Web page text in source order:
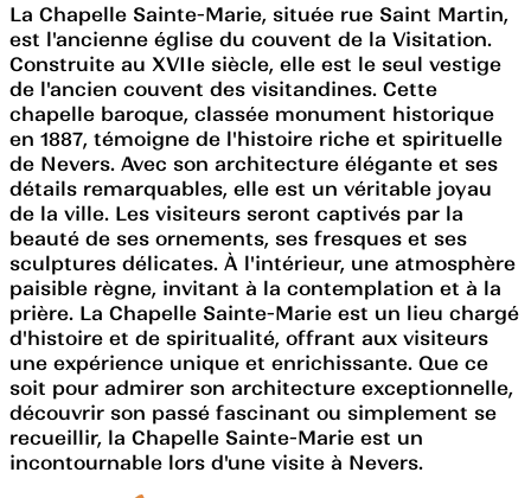
La Chapelle Sainte-Marie, située rue Saint Martin,
est l'ancienne église du couvent de la Visitation.
Construite au XVIIe siècle, elle est le seul vestige
de l'ancien couvent des visitandines. Cette
chapelle baroque, classée monument historique
en 1887, témoigne de l'histoire riche et spirituelle
de Nevers. Avec son architecture élégante et ses
détails remarquables, elle est un véritable joyau
de la ville. Les visiteurs seront captivés par la
beauté de ses ornements, ses fresques et ses
sculptures délicates. À l'intérieur, une atmosphère
paisible règne, invitant à la contemplation et à la
prière. La Chapelle Sainte-Marie est un lieu chargé
d'histoire et de spiritualité, offrant aux visiteurs
une expérience unique et enrichissante. Que ce
soit pour admirer son architecture exceptionnelle,
découvrir son passé fascinant ou simplement se
recueillir, la Chapelle Sainte-Marie est un
incontournable lors d'une visite à Nevers.